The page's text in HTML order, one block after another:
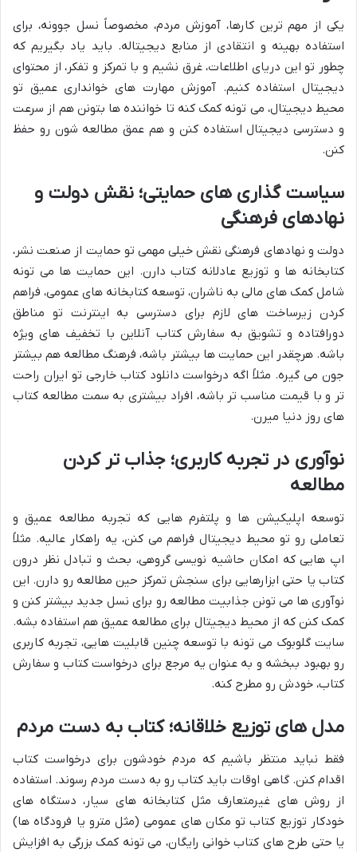
یکی از مهم ترین کارها، آموزش مردم، مخصوصاً نسل جوونه، برای
استفاده بهینه و انتقادی از منابع دیجیتاله. باید یاد بگیریم که
چطور تو این دریای اطلاعات، غرق نشیم و با تمرکز و تفکر، از محتوای
دیجیتال استفاده کنیم. آموزش مهارت های خوانداری عمیق تو
محیط دیجیتال، می تونه کمک کنه تا خواننده ها بتونن هم از سرعت
و دسترسی دیجیتال استفاده کنن و هم عمق مطالعه شون رو حفظ
کنن.
سیاست گذاری های حمایتی؛ نقش دولت و
نهادهای فرهنگی
دولت و نهادهای فرهنگی نقش خیلی مهمی تو حمایت از صنعت نشر،
کتابخانه ها و توزیع عادلانه کتاب دارن. این حمایت ها می تونه
شامل کمک های مالی به ناشران، توسعه کتابخانه های عمومی، فراهم
کردن زیرساخت های لازم برای دسترسی به اینترنت تو مناطق
دورافتاده و تشویق به سفارش کتاب آنلاین با تخفیف های ویژه
باشه. هرچقدر این حمایت ها بیشتر باشه، فرهنگ مطالعه هم بیشتر
جون می گیره. مثلاً اگه درخواست دانلود کتاب خارجی تو ایران راحت
تر و با قیمت مناسب تر باشه، افراد بیشتری به سمت مطالعه کتاب
های روز دنیا میرن.
نوآوری در تجربه کاربری؛ جذاب تر کردن
مطالعه
توسعه اپلیکیشن ها و پلتفرم هایی که تجربه مطالعه عمیق و
تعاملی رو تو محیط دیجیتال فراهم می کنن، یه راهکار عالیه. مثلاً
اپ هایی که امکان حاشیه نویسی گروهی، بحث و تبادل نظر درون
کتاب یا حتی ابزارهایی برای سنجش تمرکز حین مطالعه رو دارن. این
نوآوری ها می تونن جذابیت مطالعه رو برای نسل جدید بیشتر کنن و
کمک کنن که از محیط دیجیتال برای مطالعه عمیق هم استفاده بشه.
سایت گلوبوک می تونه با توسعه چنین قابلیت هایی، تجربه کاربری
رو بهبود ببخشه و به عنوان یه مرجع برای درخواست کتاب و سفارش
کتاب، خودش رو مطرح کنه.
مدل های توزیع خلاقانه؛ کتاب به دست مردم
فقط نباید منتظر باشیم که مردم خودشون برای درخواست کتاب
اقدام کنن. گاهی اوقات باید کتاب رو به دست مردم رسوند. استفاده
از روش های غیرمتعارف مثل کتابخانه های سیار، دستگاه های
خودکار توزیع کتاب تو مکان های عمومی (مثل مترو یا فرودگاه ها)
یا حتی طرح های کتاب خوانی رایگان، می تونه کمک بزرگی به افزایش